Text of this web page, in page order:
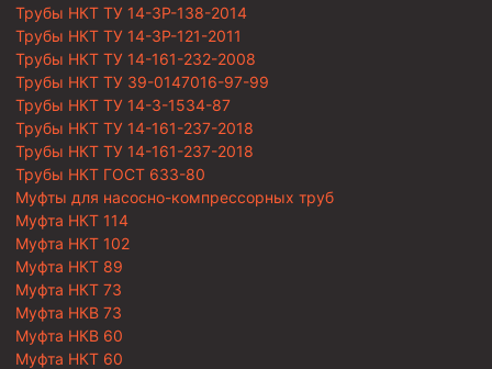
Трубы НКТ ТУ 14-3Р-138-2014
Трубы НКТ ТУ 14-3Р-121-2011
Трубы НКТ ТУ 14-161-232-2008
Трубы НКТ ТУ 39-0147016-97-99
Трубы НКТ ТУ 14-3-1534-87
Трубы НКТ ТУ 14-161-237-2018
Трубы НКТ ТУ 14-161-237-2018
Трубы НКТ ГОСТ 633-80
Муфты для насосно-компрессорных труб
Муфта НКТ 114
Муфта НКТ 102
Муфта НКТ 89
Муфта НКТ 73
Муфта НКВ 73
Муфта НКВ 60
Муфта НКТ 60